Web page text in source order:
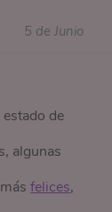
5 de Junio
de
algunas
másfelices,